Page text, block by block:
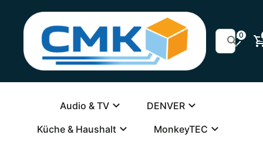
0
Audio & TV
DENVER
Küche & Haushalt
MonkeyTEC